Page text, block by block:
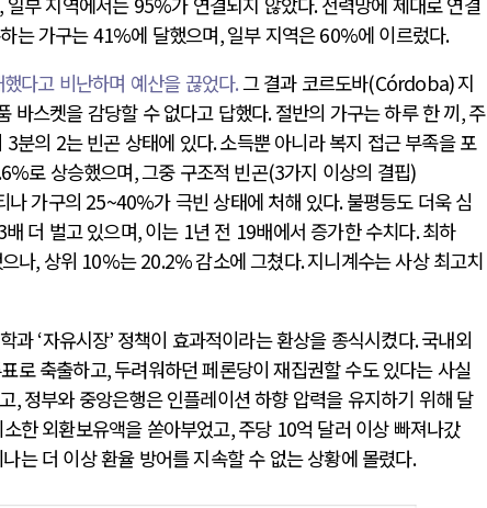
는 가구는41%에 달했으며,일부 지역은60%에 이르렀다.
다고 비난하며 예산을 끊었다.그 결과 코르도바(Córdoba)지
바스켓을 감당할 수 없다고 답했다.절반의 가구는 하루 한 끼,주
3분의 2는 빈곤 상태에 있다.소득뿐 아니라 복지 접근 부족을 포
로 상승했으며,그중 구조적 빈곤(3가지 이상의 결핍)
나 가구의 25~40%가 극빈 상태에 처해 있다.불평등도 더욱 심
배 더 벌고 있으며,이는 1년 전 19배에서 증가한 수치다.최하
나, 상위 10%는20.2%감소에 그쳤다.지니계수는 사상 최고치
과‘자유시장’ 정책이 효과적이라는 환상을 종식시켰다.국내외
로 축출하고,두려워하던 페론당이 재집권할 수도 있다는 사실
,정부와 중앙은행은 인플레이션 하향 압력을 유지하기 위해 달
한 외환보유액을 쏟아부었고,주당 10억 달러 이상 빠져나갔
는 더 이상 환율 방어를 지속할 수 없는 상황에 몰렸다.